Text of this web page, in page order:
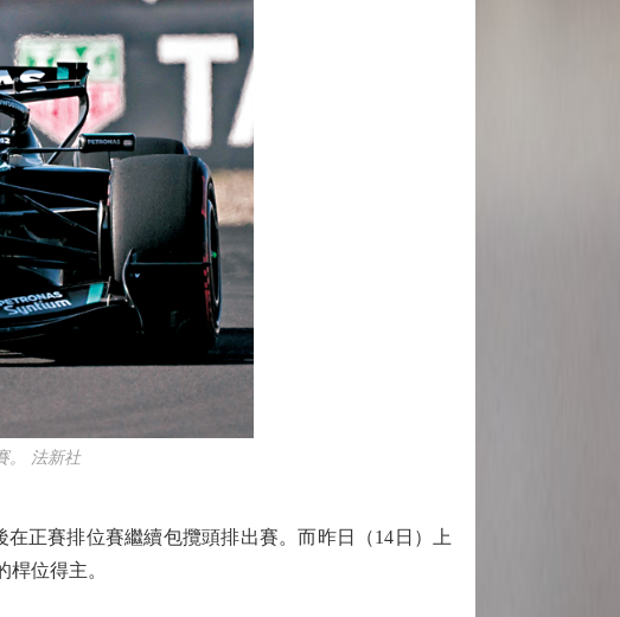
。 法新社
正賽排位賽繼續包攬頭排出賽。而昨日（14日）上
位得主。